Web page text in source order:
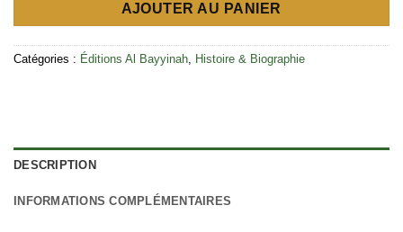
AJOUTER AU PANIER
Catégories : Éditions Al Bayyinah Histoire & Biographie
DESCRIPTION
INFORMATIONS COMPLÉMENTAIRES